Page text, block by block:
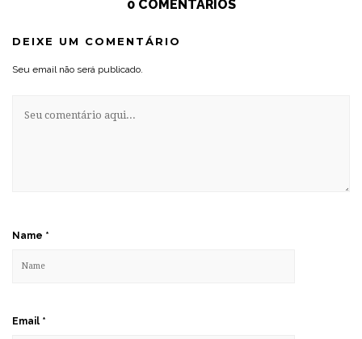
0 COMENTÁRIOS
DEIXE UM COMENTÁRIO
Seu email não será publicado.
Name *
Email *